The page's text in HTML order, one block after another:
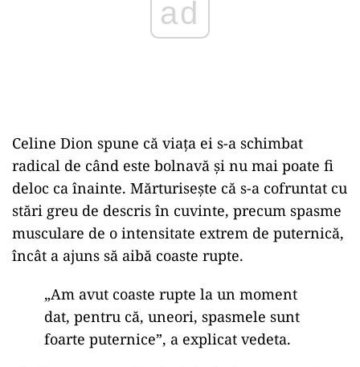
Celine Dion spune că viața ei s-a schimbat
radical de când este bolnavă și nu mai poate fi
deloc ca înainte. Mărturisește că s-a cofruntat cu
stări greu de descris în cuvinte, precum spasme
musculare de o intensitate extrem de puternică,
încât a ajuns să aibă coaste rupte.
„Am avut coaste rupte la un moment
dat, pentru că, uneori, spasmele sunt
foarte puternice”, a explicat vedeta.